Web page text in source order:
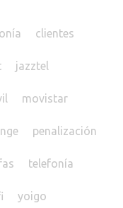
clientes
jazztel
movistar
penalización
telefonía
yoigo